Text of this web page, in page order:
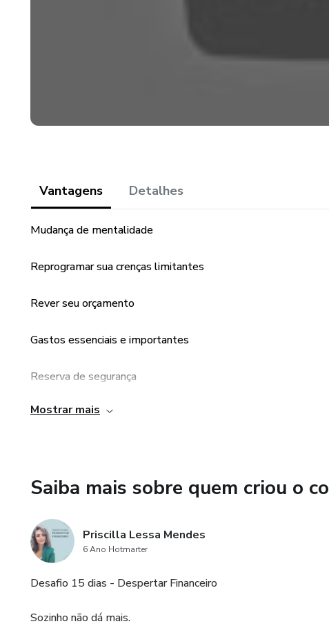
Vantagens Detalhes
Mudança de mentalidade
Reprogramar sua crenças limitantes
Rever seu orçamento
Gastos essenciais e importantes
Reserva de segurança
Renda fixa
Mostrar mais
Saiba mais sobre quem criou o
Priscilla Lessa Mendes
6 Ano Hotmarter
Desafio 15 dias - Despertar Financeiro
Sozinho não dá mais.